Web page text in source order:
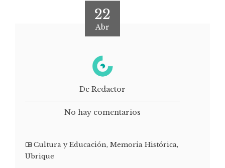
22
Abr
De Redactor
No hay comentarios
Cultura y Educación, Memoria Histórica,
Ubrique